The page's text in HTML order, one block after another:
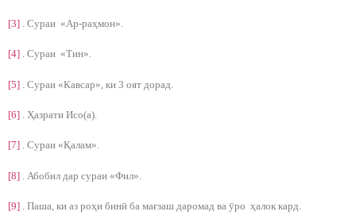
[3] . Сураи «Ар-раҳмон».
[4] . Сураи «Тин».
[5] . Сураи «Кавсар», ки 3 оят дорад.
[6] . Ҳазрати Исо(а).
[7] . Сураи «Қалам».
[8] . Абобил дар сураи «Фил».
[9] . Паша, ки аз роҳи бинӣ ба мағзаш даромад ва ӯро ҳалок кард.